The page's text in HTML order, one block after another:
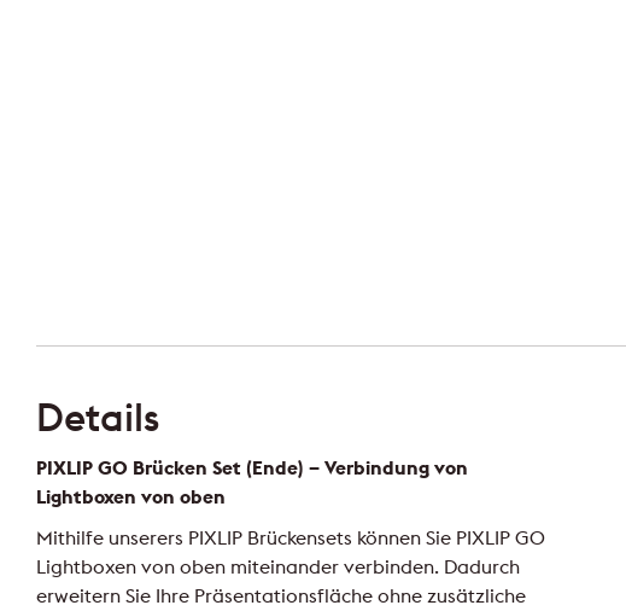
Details
PIXLIP GO Brücken Set (Ende) – Verbindung von
Lightboxen von oben
Mithilfe unserers PIXLIP Brückensets können Sie PIXLIP GO
Lightboxen von oben miteinander verbinden. Dadurch
erweitern Sie Ihre Präsentationsfläche ohne zusätzliche